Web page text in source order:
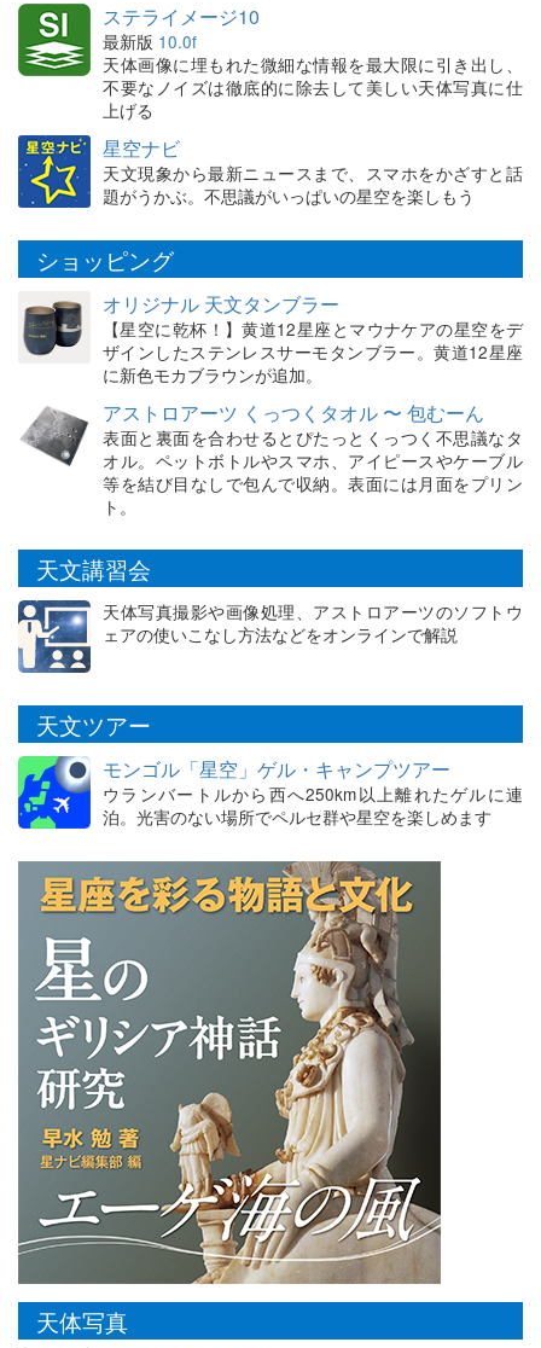
ステライメージ10
最新版 10.0f
天体画像に埋もれた微細な情報を最大限に引き出し、
不要なノイズは徹底的に除去して美しい天体写真に仕
上げる
星空ナビ
天文現象から最新ニュースまで、スマホをかざすと話
題がうかぶ。不思議がいっぱいの星空を楽しもう
ショッピング
オリジナル 天文タンブラー
【星空に乾杯！】黄道12星座とマウナケアの星空をデ
ザインしたステンレスサーモタンブラー。黄道12星座
に新色モカブラウンが追加。
アストロアーツ くっつくタオル 〜 包むーん
表面と裏面を合わせるとぴたっとくっつく不思議なタ
オル。ペットボトルやスマホ、アイピースやケーブル
等を結び目なしで包んで収納。表面には月面をプリン
ト。
天文講習会
天体写真撮影や画像処理、アストロアーツのソフトウ
ェアの使いこなし方法などをオンラインで解説
天文ツアー
モンゴル「星空」ゲル・キャンプツアー
ウランバートルから西へ250km以上離れたゲルに連
泊。光害のない場所でペルセ群や星空を楽しめます
天体写真